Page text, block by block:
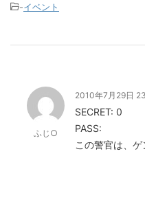
-イベント
ふじ○
2010年7月29日
SECRET: 0
PASS:
この警官は、ゲ